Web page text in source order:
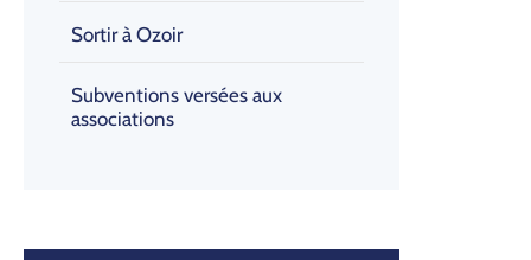
Sortir à Ozoir
Subventions versées aux
associations